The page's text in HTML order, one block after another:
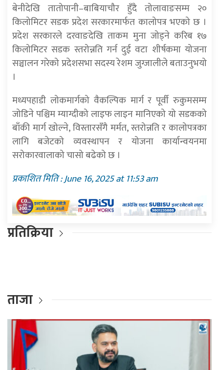
बेनीदेखि तातोपानी–बाबियाचौर हुँदै तोलावाङसम्म २०
किलोमिटर सडक प्रदेश सरकारमार्फत कालोपत्र भएको छ ।
प्रदेश सरकारले दरवाङदेखि ताकम मुना जोड्ने करिब १७
किलोमिटर सडक स्तरोन्नति गर्न दुई वटा शीर्षकमा योजना
सञ्चालन गरेको प्रदेशसभा सदस्य रेशम जुग्जालीले बताउनुभयो
।
मध्यपहाडी लोकमार्गको वैकल्पिक मार्ग र पूर्वी रुकुमसम्म
जोडिने पश्चिम म्याग्दीको लाइफ लाइन मानिएको यो सडकको
बाँकी मार्ग खोल्ने, विस्तारसँगै मर्मत, स्तरोन्नति र कालोपत्रका
लागि बजेटको व्यवस्थापन र योजना कार्यान्वयनमा
सरोकारवालाको चासो बढेको छ ।
प्रकाशित मिति : June 16, 2025 at 11:53 am
प्रतिक्रिया
ताजा